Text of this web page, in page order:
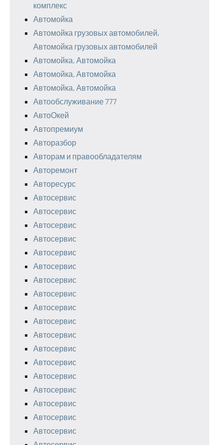
комплекс
Автомойка
Автомойка грузовых автомобилей,
Автомойка грузовых автомобилей
Автомойка, Автомойка
Автомойка, Автомойка
Автомойка, Автомойка
Автообслуживание 777
АвтоОкей
Автопремиум
Авторазбор
Авторам и правообладателям
Авторемонт
Авторесурс
Автосервис
Автосервис
Автосервис
Автосервис
Автосервис
Автосервис
Автосервис
Автосервис
Автосервис
Автосервис
Автосервис
Автосервис
Автосервис
Автосервис
Автосервис
Автосервис
Автосервис
Автосервис